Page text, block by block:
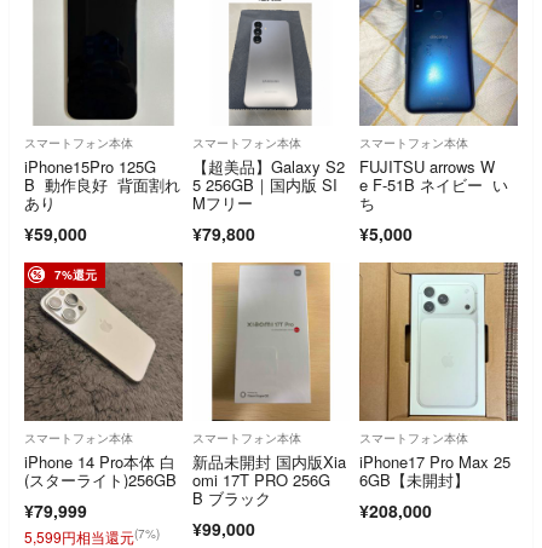
スマートフォン本体
iPhone15Pro 125G
B 動作良好 背面割れ
あり
¥59,000
スマートフォン本体
【超美品】Galaxy S2
5 256GB｜国内版 SI
Mフリー
¥79,800
スマートフォン本体
FUJITSU arrows W
e F-51B ネイビー い
ち
¥5,000
7%還元
スマートフォン本体
iPhone 14 Pro本体 白
(スターライト)256GB
¥79,999
5,599円相当還元(7%)
スマートフォン本体
新品未開封 国内版Xia
omi 17T PRO 256G
B ブラック
¥99,000
スマートフォン本体
iPhone17 Pro Max 25
6GB【未開封】
¥208,000